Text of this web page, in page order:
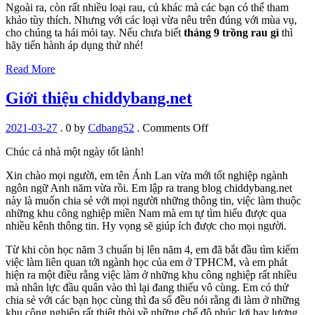
Ngoài ra, còn rất nhiều loại rau, củ khác mà các bạn có thể tham
khảo tùy thích. Nhưng với các loại vừa nêu trên đúng với mùa vụ,
cho chúng ta hái mỏi tay. Nếu chưa biết tháng 9 trồng rau gì thì
hãy tiến hành áp dụng thử nhé!
Read More
Giới thiệu chiddybang.net
2021-03-27 . 0 by Cdbang52 . Comments Offon
Chúc cả nhà một ngày tốt lành!
Xin chào mọi người, em tên Ánh Lan vừa mới tốt nghiệp ngành
ngôn ngữ Anh năm vừa rồi. Em lập ra trang blog chiddybang.net
này là muốn chia sẻ với mọi người những thông tin, việc làm thuộc
những khu công nghiệp miền Nam mà em tự tìm hiểu được qua
nhiều kênh thông tin. Hy vọng sẽ giúp ích được cho mọi người.
Từ khi còn học năm 3 chuẩn bị lên năm 4, em đã bắt đầu tìm kiếm
việc làm liên quan tới ngành học của em ở TPHCM, và em phát
hiện ra một điều rằng việc làm ở những khu công nghiệp rất nhiều
mà nhân lực đầu quân vào thì lại đang thiếu vô cùng. Em có thử
chia sẻ với các bạn học cùng thì đa số đều nói rằng đi làm ở những